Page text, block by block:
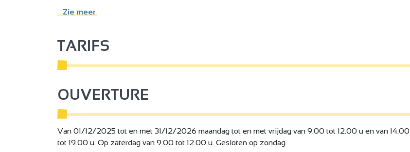
1980 de fakkel over van zijn vader met de ambitie om het domein in zijn oude glorie te herstellen. Om
duurzame landbouw. Domaine des 7 Chemins laat zijn wijn een jaar rijpen in vaten.
Zie meer
TARIFS
OUVERTURE
Van 01/12/2025 tot en met 31/12/2026 maandag tot en met vrijdag van 9.00 tot 12.00 u en van 14.00
tot 19.00 u. Op zaterdag van 9.00 tot 12.00 u. Gesloten op zondag.